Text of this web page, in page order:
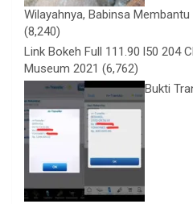
Wilayahnya, Babinsa
(8,240)
Link Bokeh Full 111.90 l50 204
Museum 2021 (6,762)
Bukti